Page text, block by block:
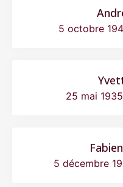
5 octobre
25 mai 1935
5 décembre